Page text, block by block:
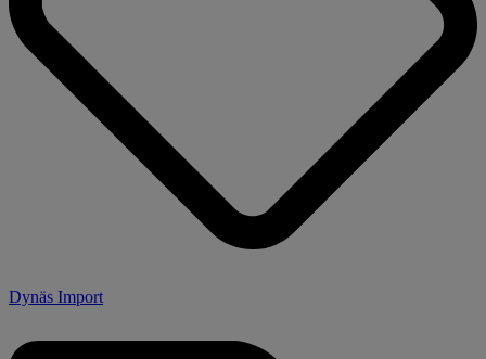
Dynäs Import